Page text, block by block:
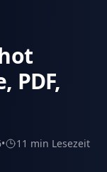
PDF,
• 11 min Lesezeit